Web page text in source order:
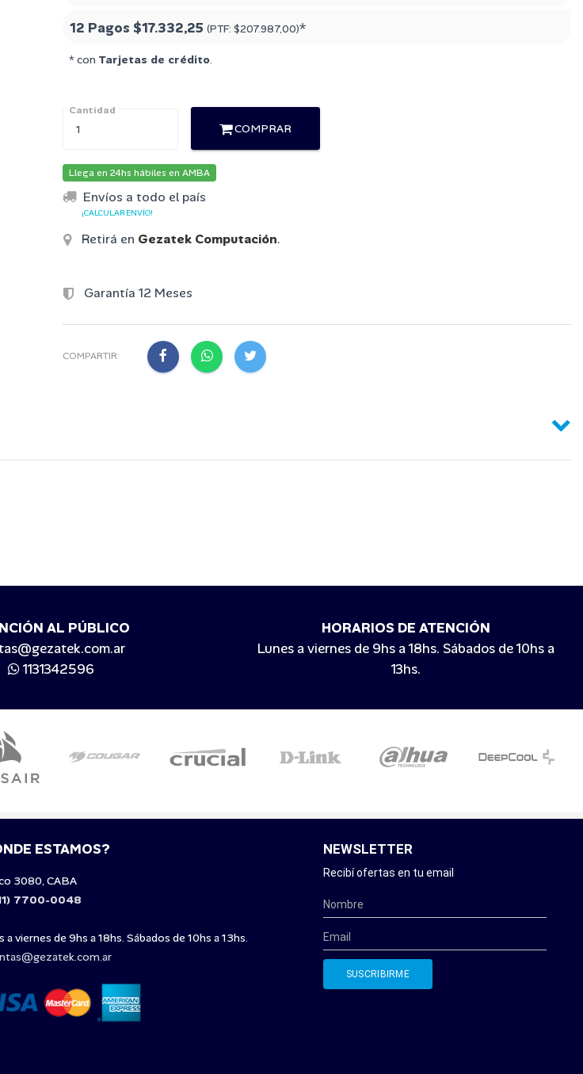
12 Pagos $17.332,25 (PTF: $207.987,00)*
* con Tarjetas de crédito
Cantidad
COMPRAR
Llega en 24hs hábiles en AMBA
Envíos a todo el país
¡CALCULAR ENVÍO!
Retirá en Gezatek Computación.
Garantía 12 Meses
COMPARTIR:
AL PÚBLICO
1131342596
HORARIOS DE ATENCIÓN
Lunes a viernes de 9hs a 18hs. Sábados de 10hs a
13hs.
ESTAMOS?
3080, CABA
7700-0048
a viernes de 9hs a 18hs. Sábados de 10hs a 13hs.
NEWSLETTER
Recibí ofertas en tu email